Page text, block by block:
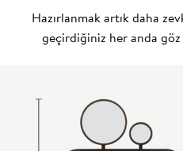
Hazırlanmak artık daha
geçirdiğiniz her anda